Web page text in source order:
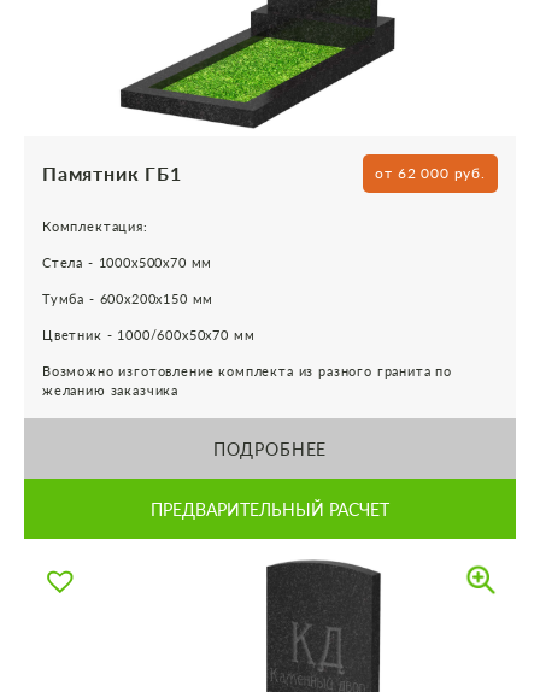
Памятник ГБ1 от 62 000 руб.
Комплектация:
Стела - 1000х500х70 мм
Тумба - 600х200х150 мм
Цветник - 1000/600х50х70 мм
Возможно изготовление комплекта из разного гранита по
желанию заказчика
ПОДРОБНЕЕ
ПРЕДВАРИТЕЛЬНЫЙ РАСЧЕТ